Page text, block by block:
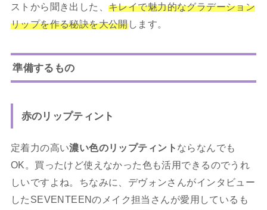
ストから聞き出した、キレイで魅力的なグラデーション
リップを作る秘訣を大公開します。
準備するもの
赤のリップティント
定着力の高い濃い色のリップティント ならなんでも
OK。買ったけど使えなかった色も活用できるのでうれ
しいですよね。ちなみに、デヴォンさんがインタビュー
したSEVENTEENのメイク担当さんが愛用しているも